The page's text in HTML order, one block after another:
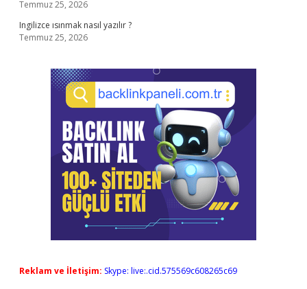
Temmuz 25, 2026
Ingilizce ısınmak nasıl yazılır ?
Temmuz 25, 2026
Reklam ve İletişim: Skype: live:.cid.575569c608265c69